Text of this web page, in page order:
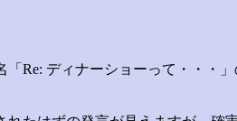
Re: ディナーショーって・・・